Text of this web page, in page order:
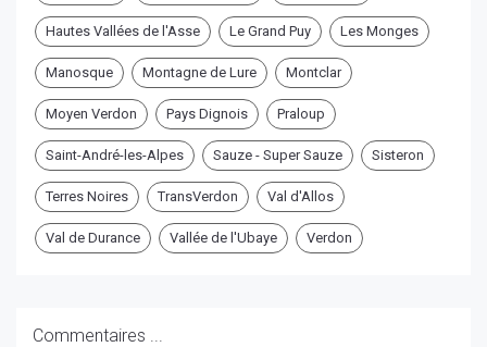
Hautes Vallées de l'Asse Le Grand Puy Les Monges
Manosque Montagne de Lure Montclar
Moyen Verdon Pays Dignois Praloup
Saint-André-les-Alpes Sauze - Super Sauze Sisteron
Terres Noires TransVerdon Val d'Allos
Val de Durance Vallée de l'Ubaye Verdon
Commentaires ...